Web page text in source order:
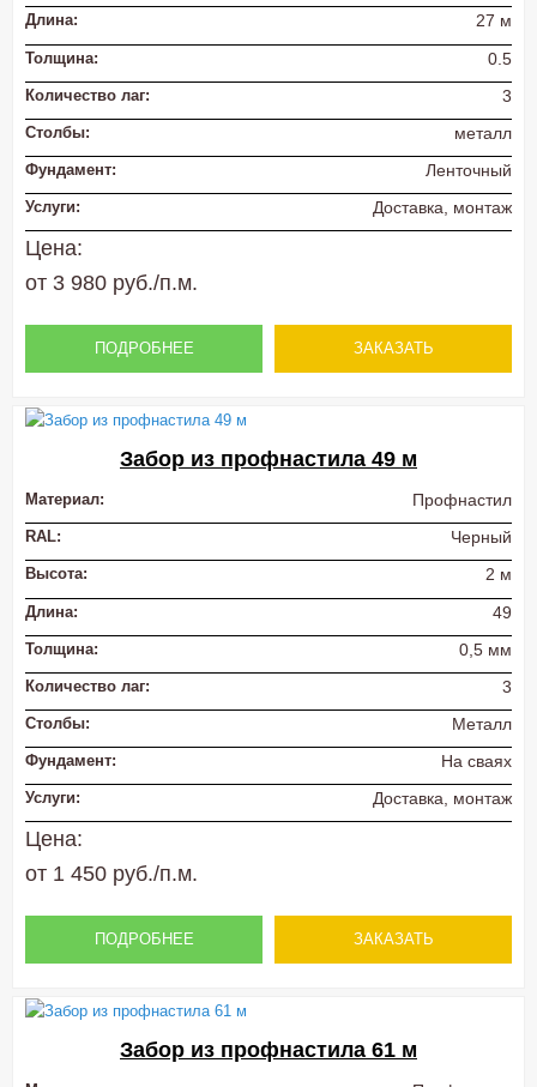
Длина: 27 м
Толщина: 0.5
Количество лаг: 3
Столбы: металл
Фундамент: Ленточный
Услуги: Доставка, монтаж
Цена:
от 3 980 руб./п.м.
ПОДРОБНЕЕ ЗАКАЗАТЬ
Забор из профнастила 49 м
Материал: Профнастил
RAL: Черный
Высота: 2 м
Длина: 49
Толщина: 0,5 мм
Количество лаг: 3
Столбы: Металл
Фундамент: На сваях
Услуги: Доставка, монтаж
Цена:
от 1 450 руб./п.м.
ПОДРОБНЕЕ ЗАКАЗАТЬ
Забор из профнастила 61 м